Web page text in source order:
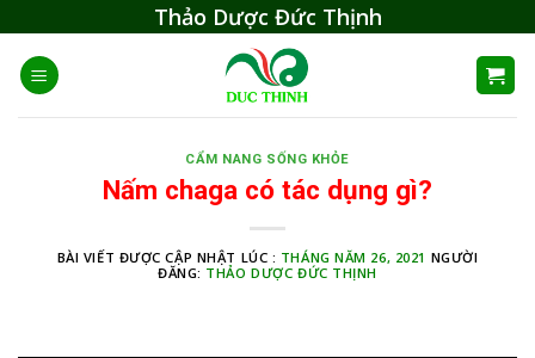
content
Thảo Dược Đức Thịnh
CẨM NANG SỐNG KHỎE
Nấm chaga có tác dụng gì?
BÀI VIẾT ĐƯỢC CẬP NHẬT LÚC : THÁNG NĂM 26, 2021 NGƯỜI
ĐĂNG: THẢO DƯỢC ĐỨC THỊNH